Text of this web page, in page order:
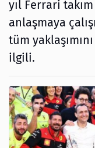
yıl Ferrari
anlaşmaya
tüm
ilgili.